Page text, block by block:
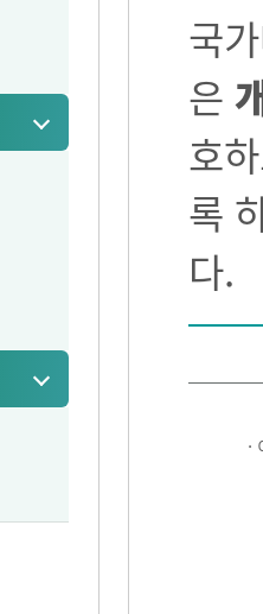
국
은
호
록
다.
·